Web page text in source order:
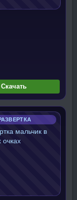
Скачать